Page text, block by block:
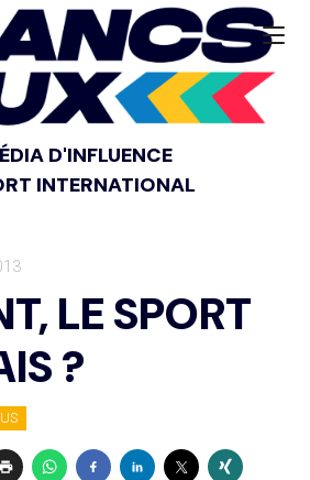
D'INFLUENCE
INTERNATIONAL
LE SPORT
?